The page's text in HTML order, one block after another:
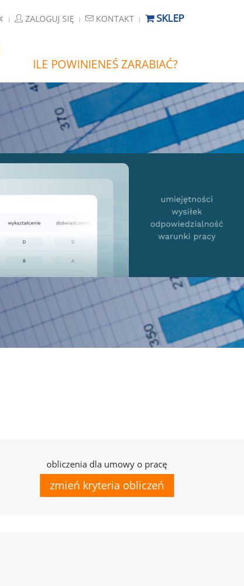
ZALOGUJ SIĘ KONTAKT SKLEP
ILE POWINIENEŚ ZARABIAĆ?
obliczenia dla umowy o pracę
zmień kryteria obliczeń